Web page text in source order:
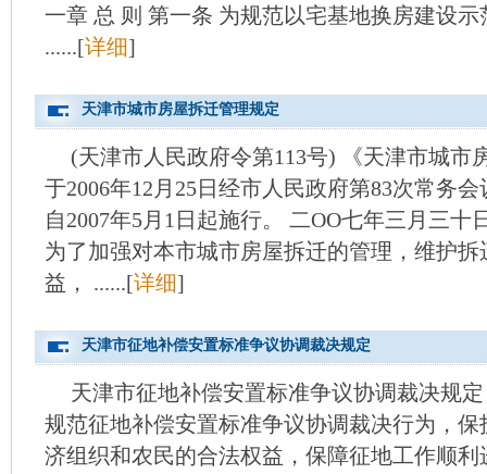
一章 总 则 第一条 为规范以宅基地换房建设
......[详细]
天津市城市房屋拆迁管理规定
(天津市人民政府令第113号) 《天津市城市
于2006年12月25日经市人民政府第83次常务
自2007年5月1日起施行。 二OO七年三月三十
为了加强对本市城市房屋拆迁的管理，维护
益， ......[详细]
天津市征地补偿安置标准争议协调裁决规定
天津市征地补偿安置标准争议协调裁决规
规范征地补偿安置标准争议协调裁决行为，
济组织和农民的合法权益，保障征地工作顺